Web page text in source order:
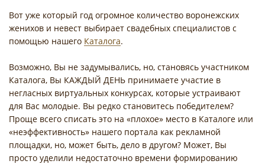
Вот уже который год огромное количество воронежских
женихов и невест выбирает свадебных специалистов с
помощью нашего Каталога.
Возможно, Вы не задумывались, но, становясь участником
Каталога, Вы КАЖДЫЙ ДЕНЬ принимаете участие в
негласных виртуальных конкурсах, которые устраивают
для Вас молодые. Вы редко становитесь победителем?
Проще всего списать это на «плохое» место в Каталоге или
«неэффективность» нашего портала как рекламной
площадки, но, может быть, дело в другом? Может, Вы
просто уделили недостаточно времени формированию